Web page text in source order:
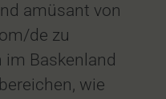
amüsant von
de zu
Baskenland
wie